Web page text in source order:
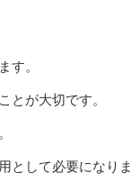
す。
とが大切です。
として必要になりま